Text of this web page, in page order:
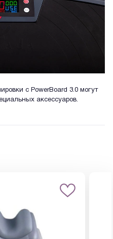
с PowerBoard 3.0 могут
аксессуаров.